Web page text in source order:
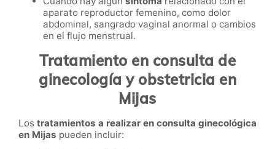
aparato reproductor femenino, como dolor
abdominal, sangrado vaginal anormal o cambios
en el flujo menstrual.
Tratamiento en consulta de
ginecología y obstetricia en
Mijas
Los tratamientos a realizar en consulta ginecológica
en Mijas pueden incluir: